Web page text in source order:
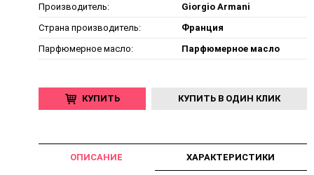
Производитель:
Giorgio Armani
Страна производитель:
Франция
Парфюмерное масло:
Парфюмерное масло
КУПИТЬ КУПИТЬ В ОДИН КЛИК
ОПИСАНИЕ ХАРАКТЕРИСТИКИ